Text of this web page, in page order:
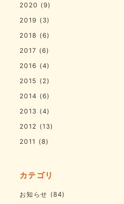
2020 (9)
2019 (3)
2018 (6)
2017 (6)
2016 (4)
2015 (2)
2014 (6)
2013 (4)
2012 (13)
2011 (8)
カテゴリ
お知らせ (84)